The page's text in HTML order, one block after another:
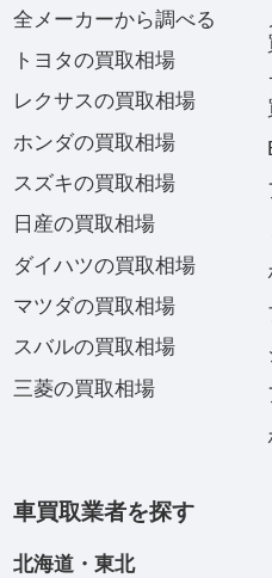
全メーカーから調べる
トヨタの買取相場
レクサスの買取相場
ホンダの買取相場
スズキの買取相場
日産の買取相場
ダイハツの買取相場
マツダの買取相場
スバルの買取相場
三菱の買取相場
車買取業者を探す
北海道・東北